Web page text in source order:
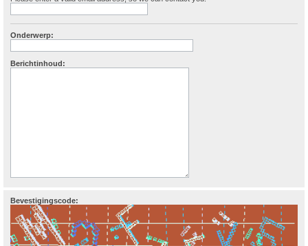
Onderwerp:
Berichtinhoud:
Bevestigingscode: